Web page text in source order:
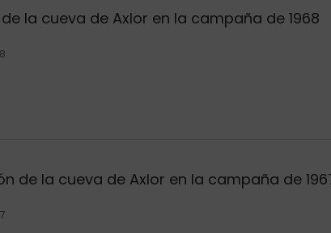
la cueva de Axlor en la campaña de 1968
de la cueva de Axlor en la campaña de